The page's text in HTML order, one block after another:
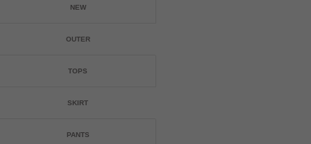
NEW
OUTER
TOPS
SKIRT
PANTS